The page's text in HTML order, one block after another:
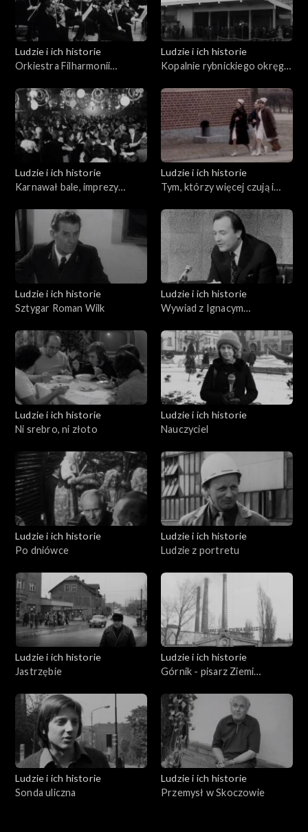
Ludzie i ich historie
Orkiestra Filharmonii
Ludzie i ich historie
Kopalnie rybnickiego okręgu
Ludzie i ich historie
Karnawał bale, imprezy
Ludzie i ich historie
Tym, którzy więcej czują i
Ludzie i ich historie
Sztygar Roman Wilk
Ludzie i ich historie
Wywiad z Ignacym
Ludzie i ich historie
Ni srebro, ni złoto
Ludzie i ich historie
Nauczyciel
Ludzie i ich historie
Po dniówce
Ludzie i ich historie
Ludzie z portretu
Ludzie i ich historie
Jastrzębie
Ludzie i ich historie
Górnik - pisarz Ziemi
Ludzie i ich historie
Sonda uliczna
Ludzie i ich historie
Przemysł w Skoczowie